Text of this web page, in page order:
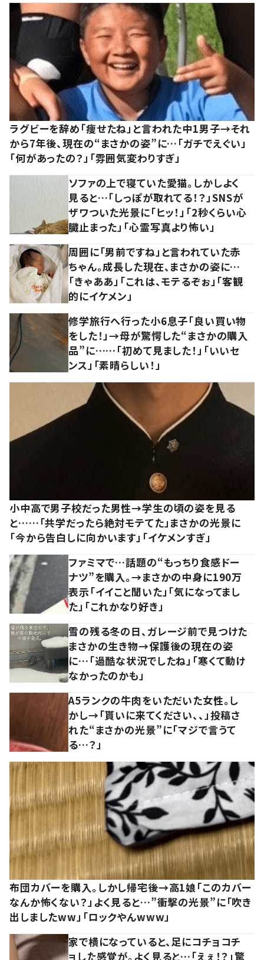
ラグビーを辞め「痩せたね」と言われた中1男子→それ
から7年後、現在の“まさかの姿”に…「ガチでえぐい」
「何があったの？」「雰囲気変わりすぎ」
ソファの上で寝ていた愛猫。しかしよく
見ると…「しっぽが取れてる！？」SNSが
ザワついた光景に「ヒッ！」「2秒くらい心
臓止まった」「心霊写真より怖い」
周囲に「男前ですね」と言われていた赤
ちゃん。成長した現在、まさかの姿に…
「きゃああ」「これは、モテるぞぉ」「客観
的にイケメン」
修学旅行へ行った小6息子「良い買い物
をした！」→母が驚愕した“まさかの購入
品”に……「初めて見ました！」「いいセ
ンス」「素晴らしい！」
小中高で男子校だった男性→学生の頃の姿を見る
と……「共学だったら絶対モテてた」まさかの光景に
「今から告白しに向かいます」「イケメンすぎ」
ファミマで…話題の“もっちり食感ドー
ナツ”を購入。→まさかの中身に190万
表示「イイこと聞いた」「気になってまし
た」「これかなり好き」
雪の残る冬の日、ガレージ前で見つけた
まさかの生き物→保護後の現在の姿
に…「過酷な状況でしたね」「寒くて動け
なかったのかも」
A5ランクの牛肉をいただいた女性。し
かし→「貰いに来てください、、」投稿さ
れた“まさかの光景”に「マジで言うて
る…？」
布団カバーを購入。しかし帰宅後→高1娘「このカバー
なんか怖くない？」よく見ると…”衝撃の光景”に「吹き
出しましたww」「ロックやんwww」
家で横になっていると、足にコチョコチ
ョした感覚が。よく見ると…「えぇ！？」驚